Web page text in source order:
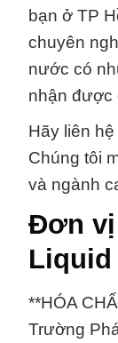
bạn ở TP
chuyên
nước có
nhận được
Hãy liên
Chúng tôi
và ngành
Đơn vị
Liquid
**HÓA
Trường